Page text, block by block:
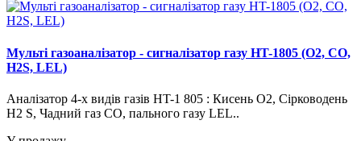
Мульті газоаналізатор - сигналізатор газу HT-1805 (O2, СО,
H2S, LEL)
Аналізатор 4-х видів газів HT-1 805 : Кисень O2, Сірководень
H2 S, Чадний газ CO, пального газу LEL..